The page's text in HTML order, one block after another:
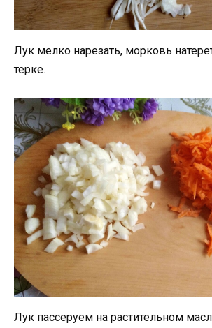
Лук мелко нарезать, морковь
терке.
Лук пассеруем на растительном